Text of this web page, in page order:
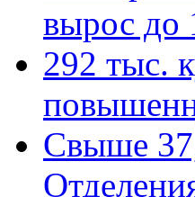
вырос до
292 тыс.
Свыше